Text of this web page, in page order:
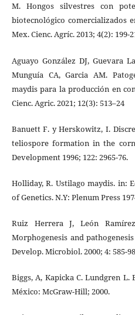
M. Hongos silvestres con
biotecnológico comercializados
Mex. Cienc. Agríc. 2013; 4(2): 199-
Aguayo González DJ, Guevara
Munguía CA, Garcia AM.
maydis para la producción en
Cienc. Agric. 2021; 12(3): 513–24
Banuett F. y Herskowitz, I.
teliospore formation in the
Development 1996; 122: 2965-76.
Holliday, R. Ustilago maydis. in:
of Genetics. N.Y: Plenum Press
Ruiz Herrera J, León
Morphogenesis and
Develop. Microbiol. 2000; 4: 585-
Biggs, A, Kapicka C. Lundgren
México: McGraw-Hill; 2000.